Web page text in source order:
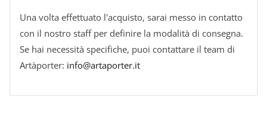
Una volta effettuato l'acquisto, sarai messo in contatto
con il nostro staff per definire la modalità di consegna.
Se hai necessità specifiche, puoi contattare il team di
Artàporter: info@artaporter.it